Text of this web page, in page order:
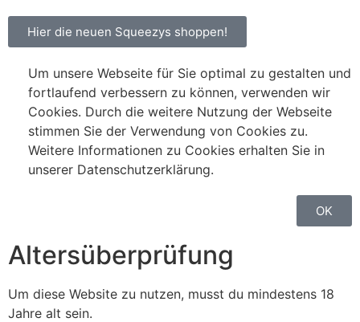
Hier die neuen Squeezys shoppen!
Um unsere Webseite für Sie optimal zu gestalten und
fortlaufend verbessern zu können, verwenden wir
Cookies. Durch die weitere Nutzung der Webseite
stimmen Sie der Verwendung von Cookies zu.
Weitere Informationen zu Cookies erhalten Sie in
unserer Datenschutzerklärung.
OK
Altersüberprüfung
Um diese Website zu nutzen, musst du mindestens 18
Jahre alt sein.